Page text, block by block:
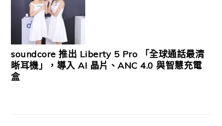
soundcore 推出 Liberty 5 Pro 「全球通話最清
晰耳機」，導入 AI 晶片、ANC 4.0 與智慧充電
盒